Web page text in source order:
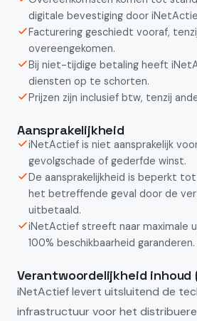
digitale bevestiging door
Facturering geschiedt vooraf,
overeengekomen.
Bij niet-tijdige betaling heeft
diensten op te schorten.
Prijzen zijn inclusief btw, tenzij
Aansprakelijkheid
iNetActief is niet aansprakelijk
gevolgschade of gederfde winst.
De aansprakelijkheid is beperkt
het betreffende geval door de
uitbetaald.
iNetActief streeft naar maximale
100% beschikbaarheid garanderen.
Verantwoordelijkheid
iNetActief levert uitsluitend de
infrastructuur voor het